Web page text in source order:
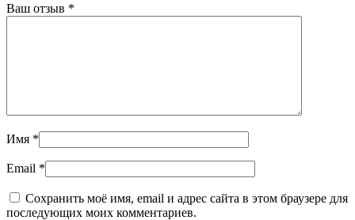
Ваш отзыв *
Имя *
Email *
Сохранить моё имя, email и адрес сайта в этом браузере для
последующих моих комментариев.